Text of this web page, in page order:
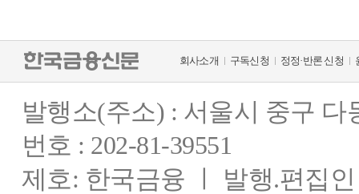
회사소개 구독신청 정정·반론 신청
발행소(주소) : 서울시 중구
번호 : 202-81-39551
제호: 한국금융 ㅣ 발행.편집